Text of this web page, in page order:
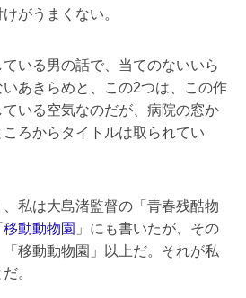
がうまくない。
ている男の話で、当てのないいら
あきらめと、この2つは、この作
いる空気なのだが、病院の窓か
ろからタイトルは取られてい
私は大島渚監督の「青春残酷物
移動動物園 」にも書いたが、その
移動動物園」以上だ。それが私
。